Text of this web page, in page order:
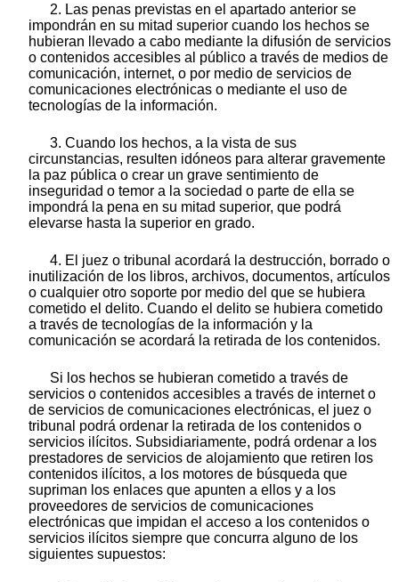
2. Las penas previstas en el apartado anterior se
impondrán en su mitad superior cuando los hechos se
hubieran llevado a cabo mediante la difusión de servicios
o contenidos accesibles al público a través de medios de
comunicación, internet, o por medio de servicios de
comunicaciones electrónicas o mediante el uso de
tecnologías de la información.
3. Cuando los hechos, a la vista de sus
circunstancias, resulten idóneos para alterar gravemente
la paz pública o crear un grave sentimiento de
inseguridad o temor a la sociedad o parte de ella se
impondrá la pena en su mitad superior, que podrá
elevarse hasta la superior en grado.
4. El juez o tribunal acordará la destrucción, borrado o
inutilización de los libros, archivos, documentos, artículos
o cualquier otro soporte por medio del que se hubiera
cometido el delito. Cuando el delito se hubiera cometido
a través de tecnologías de la información y la
comunicación se acordará la retirada de los contenidos.
Si los hechos se hubieran cometido a través de
servicios o contenidos accesibles a través de internet o
de servicios de comunicaciones electrónicas, el juez o
tribunal podrá ordenar la retirada de los contenidos o
servicios ilícitos. Subsidiariamente, podrá ordenar a los
prestadores de servicios de alojamiento que retiren los
contenidos ilícitos, a los motores de búsqueda que
supriman los enlaces que apunten a ellos y a los
proveedores de servicios de comunicaciones
electrónicas que impidan el acceso a los contenidos o
servicios ilícitos siempre que concurra alguno de los
siguientes supuestos: